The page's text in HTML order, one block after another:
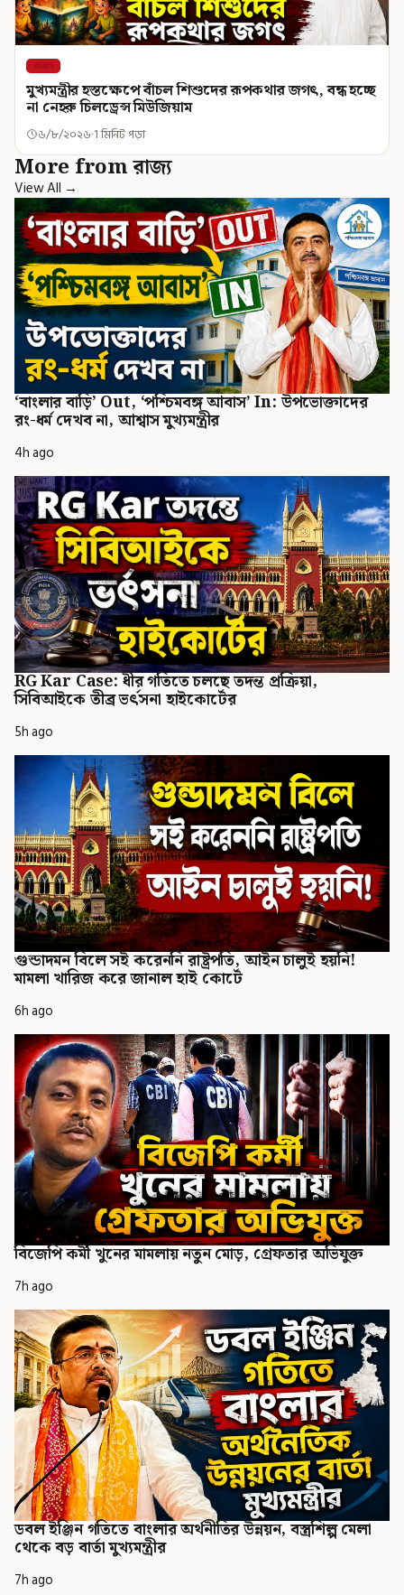
রাজ্য
মুখ্যমন্ত্রীর হস্তক্ষেপে বাঁচল শিশুদের রূপকথার জগৎ, বন্ধ হচ্ছে
না নেহরু চিলড্রেন্স মিউজিয়াম
৬/৮/২০২৬ 1 মিনিট পড়া
More from রাজ্য
View All →
‘বাংলার বাড়ি’ Out, ‘পশ্চিমবঙ্গ আবাস’ In: উপভোক্তাদের
রং-ধর্ম দেখব না, আশ্বাস মুখ্যমন্ত্রীর
4h ago
RG Kar Case: ধীর গতিতে চলছে তদন্ত প্রক্রিয়া,
সিবিআইকে তীব্র ভর্ৎসনা হাইকোর্টের
5h ago
গুন্ডাদমন বিলে সই করেননি রাষ্ট্রপতি, আইন চালুই হয়নি!
মামলা খারিজ করে জানাল হাই কোর্টে
6h ago
বিজেপি কর্মী খুনের মামলায় নতুন মোড়, গ্রেফতার অভিযুক্ত
7h ago
ডবল ইঞ্জিন গতিতে বাংলার অর্থনীতির উন্নয়ন, বস্ত্রশিল্প মেলা
থেকে বড় বার্তা মুখ্যমন্ত্রীর
7h ago